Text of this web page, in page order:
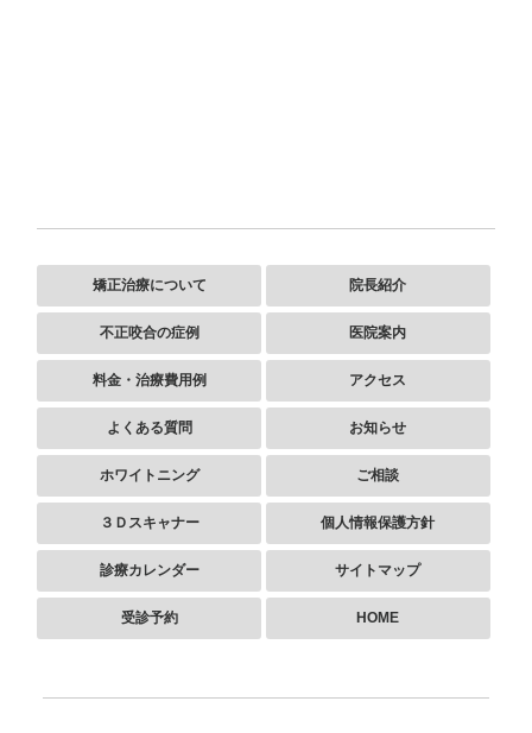
矯正治療について
不正咬合の症例
料金・治療費用例
よくある質問
ホワイトニング
３Ｄスキャナー
診療カレンダー
受診予約
院長紹介
医院案内
アクセス
お知らせ
ご相談
個人情報保護方針
サイトマップ
HOME